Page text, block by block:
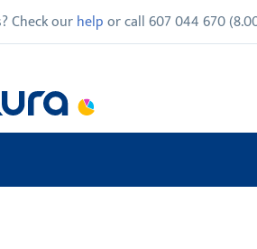
Check ourhelpor call607 044 670(